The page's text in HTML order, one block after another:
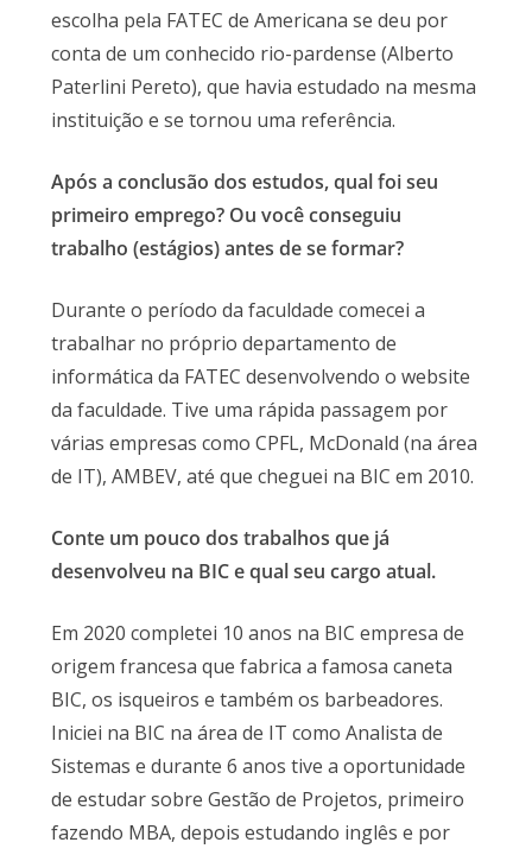
escolha pela FATEC de Americana se deu por
conta de um conhecido rio-pardense (Alberto
Paterlini Pereto), que havia estudado na mesma
instituição e se tornou uma referência.
Após a conclusão dos estudos, qual foi seu
primeiro emprego? Ou você conseguiu
trabalho (estágios) antes de se formar?
Durante o período da faculdade comecei a
trabalhar no próprio departamento de
informática da FATEC desenvolvendo o website
da faculdade. Tive uma rápida passagem por
várias empresas como CPFL, McDonald (na área
de IT), AMBEV, até que cheguei na BIC em 2010.
Conte um pouco dos trabalhos que já
desenvolveu na BIC e qual seu cargo atual.
Em 2020 completei 10 anos na BIC empresa de
origem francesa que fabrica a famosa caneta
BIC, os isqueiros e também os barbeadores.
Iniciei na BIC na área de IT como Analista de
Sistemas e durante 6 anos tive a oportunidade
de estudar sobre Gestão de Projetos, primeiro
fazendo MBA, depois estudando inglês e por